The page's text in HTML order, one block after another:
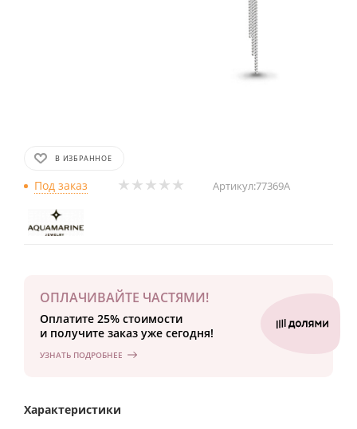
В ИЗБРАННОЕ
Под заказ Артикул:77369А
ОПЛАЧИВАЙТЕ ЧАСТЯМИ!
Оплатите 25% стоимости
и получите заказ уже сегодня!
УЗНАТЬ ПОДРОБНЕЕ
Характеристики